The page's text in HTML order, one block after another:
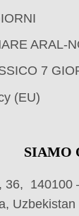
ARAL-
7
(EU)
SIAMO
36, 140100
Uzbekistan